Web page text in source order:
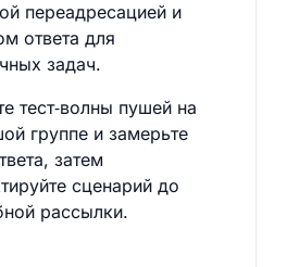
переадресацией и
ответа для
задач.
тест‑волны пушей на
группе и замерьте
затем
сценарий до
рассылки.